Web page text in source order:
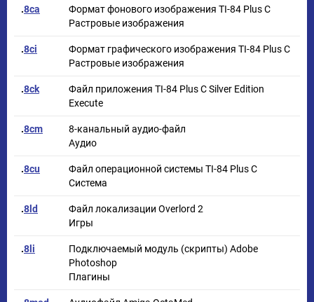
.8ca
Формат фонового изображения TI-84 Plus C
Растровые изображения
.8ci
Формат графического изображения TI-84 Plus C
Растровые изображения
.8ck
Файл приложения TI-84 Plus C Silver Edition
Execute
.8cm
8-канальный аудио-файл
Аудио
.8cu
Файл операционной системы TI-84 Plus C
Система
.8ld
Файл локализации Overlord 2
Игры
.8li
Подключаемый модуль (скрипты) Adobe
Photoshop
Плагины